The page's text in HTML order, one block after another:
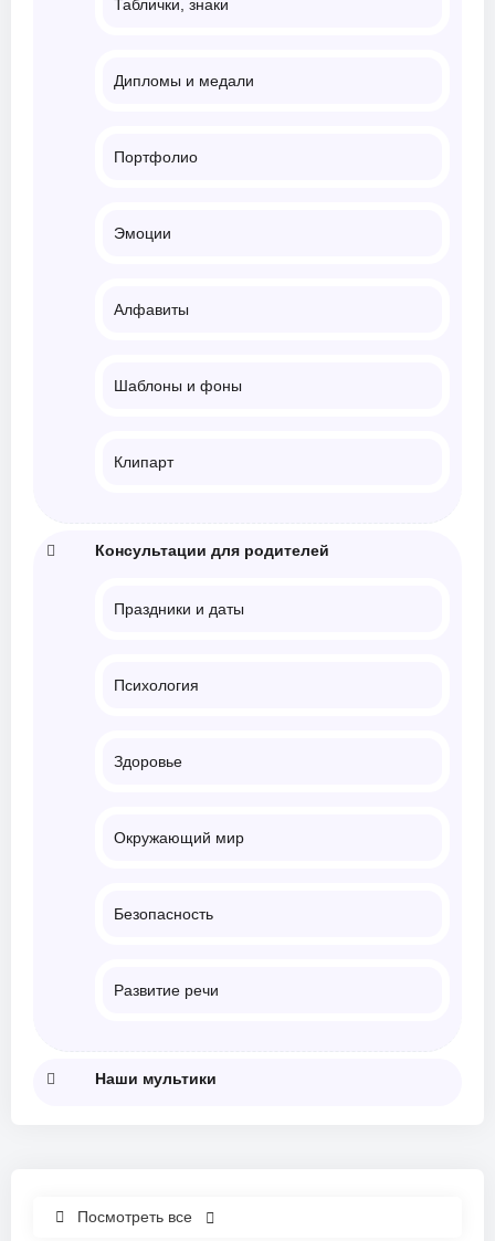
Таблички, знаки
Дипломы и медали
Портфолио
Эмоции
Алфавиты
Шаблоны и фоны
Клипарт
Консультации для родителей
Праздники и даты
Психология
Здоровье
Окружающий мир
Безопасность
Развитие речи
Наши мультики
Посмотреть все